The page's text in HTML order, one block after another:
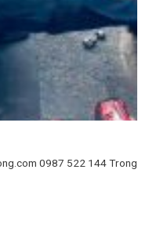
0987 522 144 Trong